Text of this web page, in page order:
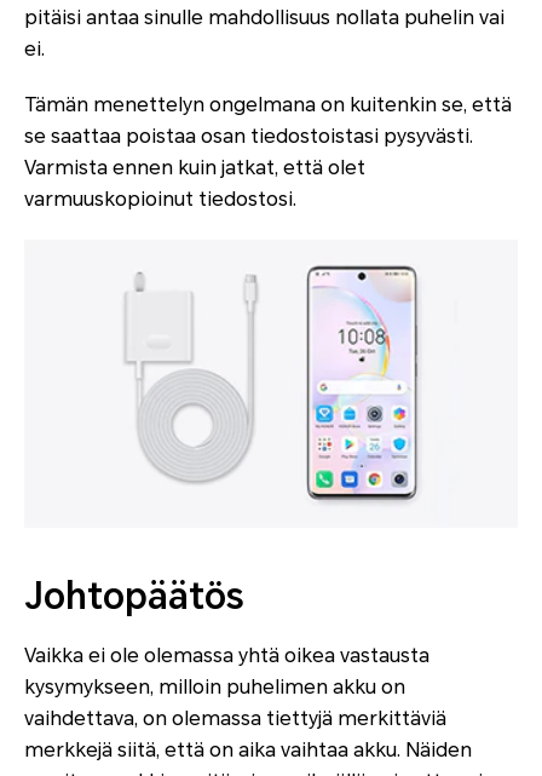
pitäisi antaa sinulle mahdollisuus nollata puhelin vai
ei.
Tämän menettelyn ongelmana on kuitenkin se, että
se saattaa poistaa osan tiedostoistasi pysyvästi.
Varmista ennen kuin jatkat, että olet
varmuuskopioinut tiedostosi.
Johtopäätös
Vaikka ei ole olemassa yhtä oikea vastausta
kysymykseen, milloin puhelimen akku on
vaihdettava, on olemassa tiettyjä merkittäviä
merkkejä siitä, että on aika vaihtaa akku. Näiden